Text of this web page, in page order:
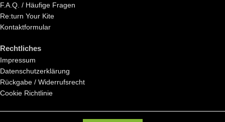
F.A.Q. / Häufige Fragen
Re:turn Your Kite
Kontaktformular
Rechtliches
Impressum
Datenschutzerklärung
Rückgabe / Widerrufsrecht
Cookie Richtlinie